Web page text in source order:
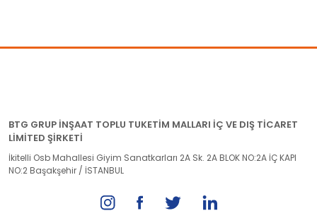
BTG GRUP İNŞAAT TOPLU TUKETİM MALLARI İÇ VE DIŞ TİCARET
LİMİTED ŞİRKETİ
İkitelli Osb Mahallesi Giyim Sanatkarları 2A Sk. 2A BLOK NO:2A İÇ KAPI
NO:2 Başakşehir / İSTANBUL